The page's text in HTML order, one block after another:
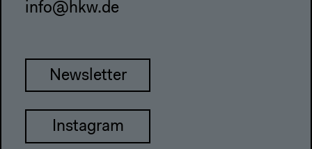
info@hkw.de
Newsletter
Instagram